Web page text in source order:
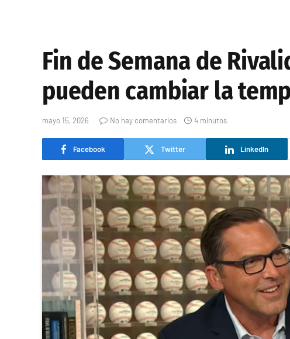
Fin de Semana de
pueden cambiar la
mayo 15, 2026 No hay comentarios 4 minutos
Facebook Twitter LinkedIn